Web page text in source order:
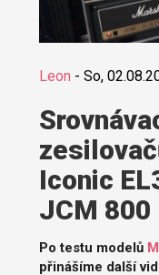
Leon - So,
Iconic
JCM 800
Po testu modelů
přinášíme další